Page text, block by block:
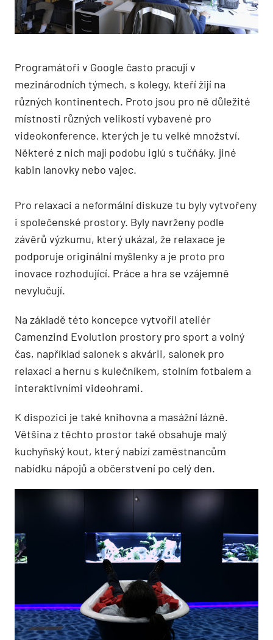
Programátoři v Google často pracují v
mezinárodních týmech, s kolegy, kteří žijí na
různých kontinentech. Proto jsou pro ně důležité
místnosti různých velikostí vybavené pro
videokonference, kterých je tu velké množství.
Některé z nich mají podobu iglú s tučňáky, jiné
kabin lanovky nebo vajec.
Pro relaxaci a neformální diskuze tu byly vytvořeny
i společenské prostory. Byly navrženy podle
závěrů výzkumu, který ukázal, že relaxace je
podporuje originální myšlenky a je proto pro
inovace rozhodující. Práce a hra se vzájemně
nevylučují.
Na základě této koncepce vytvořil ateliér
Camenzind Evolution prostory pro sport a volný
čas, například salonek s akvárii, salonek pro
relaxaci a hernu s kulečníkem, stolním fotbalem a
interaktivními videohrami.
K dispozici je také knihovna a masážní lázně.
Většina z těchto prostor také obsahuje malý
kuchyňský kout, který nabízí zaměstnancům
nabídku nápojů a občerstvení po celý den.